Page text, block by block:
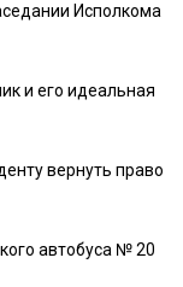
Исполкома
и его идеальная
вернуть право
автобуса № 20